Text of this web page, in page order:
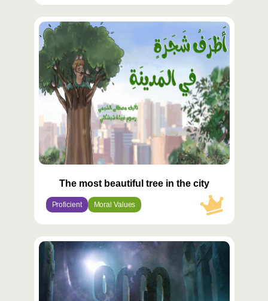
محتوى
مميّز
The most beautiful tree in the city
Proficient Moral Values
محتوى
مميّز